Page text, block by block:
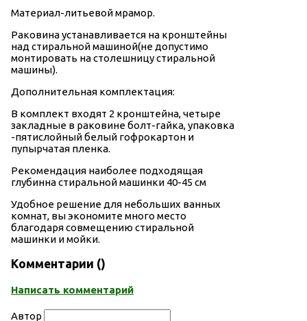
Материал-литьевой мрамор.
Раковина устанавливается на кронштейны
над стиральной машиной(не допустимо
монтировать на столешницу стиральной
машины).
Дополнительная комплектация:
В комплект входят 2 кронштейна, четыре
закладные в раковине болт-гайка, упаковка
-пятислойный белый гофрокартон и
пупырчатая пленка.
Рекомендация наиболее подходящая
глубинна стиральной машинки 40-45 см
Удобное решение для небольших ванных
комнат, вы экономите много место
благодаря совмещению стиральной
машинки и мойки.
Комментарии ()
Написать комментарий
Автор